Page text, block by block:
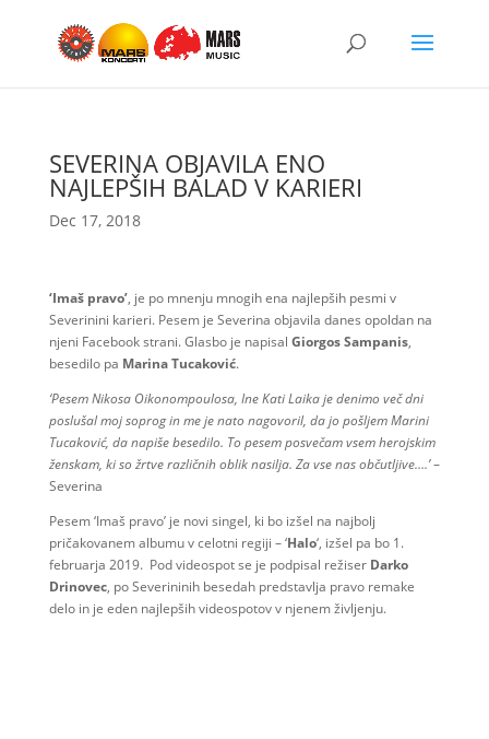
SEVERINA OBJAVILA ENO
NAJLEPŠIH BALAD V KARIERI
Dec 17, 2018
‘Imaš pravo’, je po mnenju mnogih ena najlepših pesmi v
Severinini karieri. Pesem je Severina objavila danes opoldan na
njeni Facebook strani. Glasbo je napisal Giorgos Sampanis,
besedilo pa Marina Tucaković.
‘Pesem Nikosa Oikonompoulosa, Ine Kati Laika je denimo več dni
poslušal moj soprog in me je nato nagovoril, da jo pošljem Marini
Tucaković, da napiše besedilo. To pesem posvečam vsem herojskim
ženskam, ki so žrtve različnih oblik nasilja. Za vse nas občutljive….’–
Severina
Pesem ‘Imaš pravo’ je novi singel, ki bo izšel na najbolj
pričakovanem albumu v celotni regiji – ‘Halo‘, izšel pa bo 1.
februarja 2019. Pod videospot se je podpisal režiser Darko
Drinovec, po Severininih besedah predstavlja pravo remake
delo in je eden najlepših videospotov v njenem življenju.